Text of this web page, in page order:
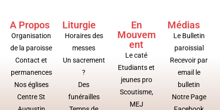
A Propos
Organisation
de la paroisse
Contact et
permanences
Nos églises
Centre St
Liturgie
Horaires des
messes
Un sacrement
?
Des
funérailles
En
Mouvem
ent
Le caté
Etudiants et
jeunes pro
Scoutisme,
MEJ
Médias
Le Bulletin
paroissial
Recevoir par
email le
bulletin
Notre Page